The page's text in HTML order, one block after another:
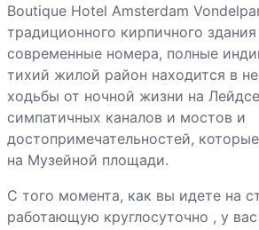
Boutique Hotel Amsterdam
традиционного кирпичного
современные номера, полные
тихий жилой район находится в
ходьбы от ночной жизни на
симпатичных каналов и мостов и
достопримечательностей,
на Музейной площади.
С того момента, как вы идете на
работающую круглосуточно , у